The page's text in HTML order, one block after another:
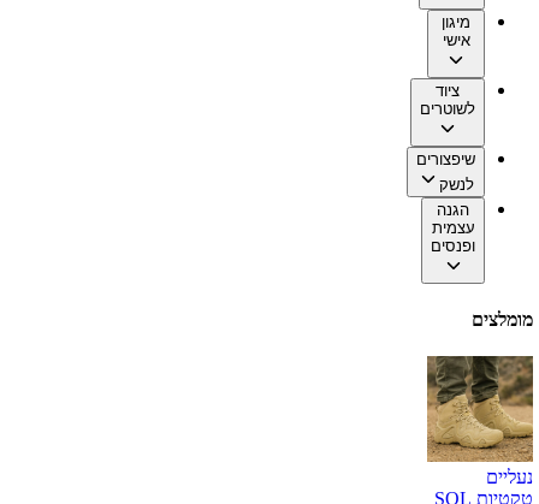
מיגון
אישי
ציוד
לשוטרים
שיפצורים
לנשק
הגנה
עצמית
ופנסים
מומלצים
נעליים
טקטיות SOL